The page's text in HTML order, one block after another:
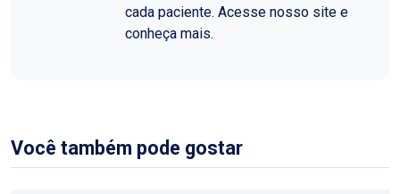
cada paciente. Acesse nosso site e
conheça mais.
Você também pode gostar